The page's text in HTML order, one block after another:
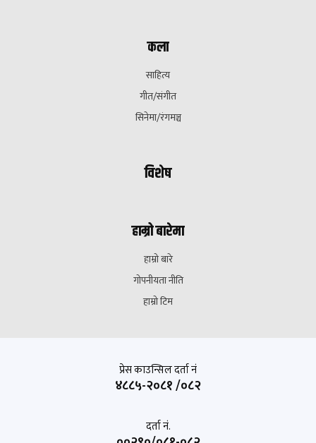
कला
साहित्य
गीत/संगीत
सिनेमा/रंगमञ्च
विशेष
हाम्रो बारेमा
हाम्रो बारे
गोपनीयता नीति
हाम्रो टिम
प्रेस काउन्सिल दर्ता नं
४८८५-२०८१ /०८२
दर्ता नं.